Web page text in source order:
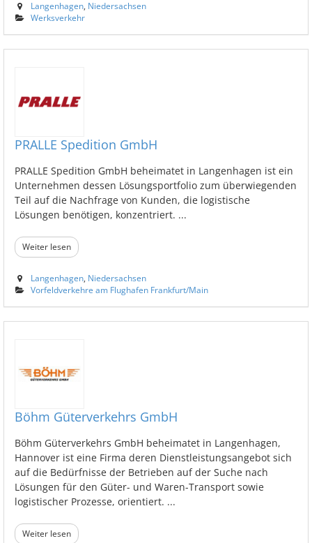
Langenhagen Niedersachsen
Werksverkehr
PRALLE Spedition GmbH
PRALLE Spedition GmbH beheimatet in Langenhagen ist ein
Unternehmen dessen Lösungsportfolio zum überwiegenden
Teil auf die Nachfrage von Kunden, die logistische
Lösungen benötigen, konzentriert. ...
Weiter lesen
Langenhagen Niedersachsen
Vorfeldverkehre am Flughafen Frankfurt/Main
Böhm Güterverkehrs GmbH
Böhm Güterverkehrs GmbH beheimatet in Langenhagen,
Hannover ist eine Firma deren Dienstleistungsangebot sich
auf die Bedürfnisse der Betrieben auf der Suche nach
Lösungen für den Güter- und Waren-Transport sowie
logistischer Prozesse, orientiert. ...
Weiter lesen